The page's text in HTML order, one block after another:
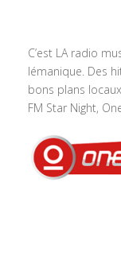
C’est LA radio
lémanique. Des
bons plans
FM Star Night,